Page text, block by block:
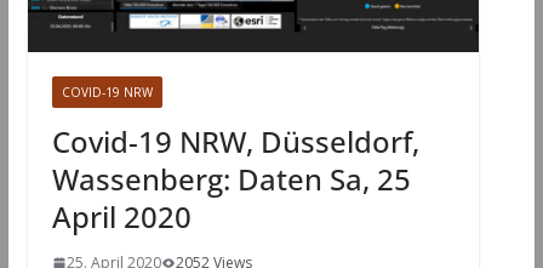
COVID-19 NRW
Covid-19 NRW, Düsseldorf,
Wassenberg: Daten Sa, 25
April 2020
25. April 2020 2052 Views